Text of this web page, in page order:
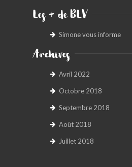
Les + de BLV
Simone vous informe
Archives
Avril 2022
Octobre 2018
Septembre 2018
Août 2018
Juillet 2018